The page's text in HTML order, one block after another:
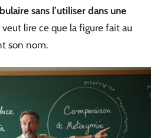
sans l’utiliser dans une
lire ce que la figure fait au
son nom.